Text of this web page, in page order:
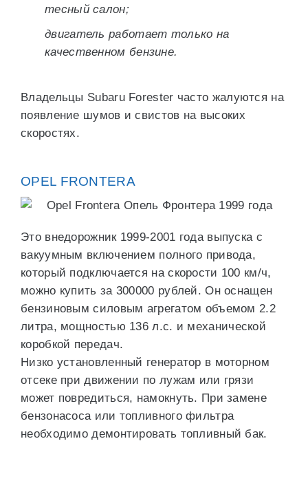
тесный салон;
двигатель работает только на
качественном бензине.
Владельцы Subaru Forester часто жалуются на
появление шумов и свистов на высоких
скоростях.
OPEL FRONTERA
Это внедорожник 1999-2001 года выпуска с
вакуумным включением полного привода,
который подключается на скорости 100 км/ч,
можно купить за 300000 рублей. Он оснащен
бензиновым силовым агрегатом объемом 2.2
литра, мощностью 136 л.с. и механической
коробкой передач.
Низко установленный генератор в моторном
отсеке при движении по лужам или грязи
может повредиться, намокнуть. При замене
бензонасоса или топливного фильтра
необходимо демонтировать топливный бак.